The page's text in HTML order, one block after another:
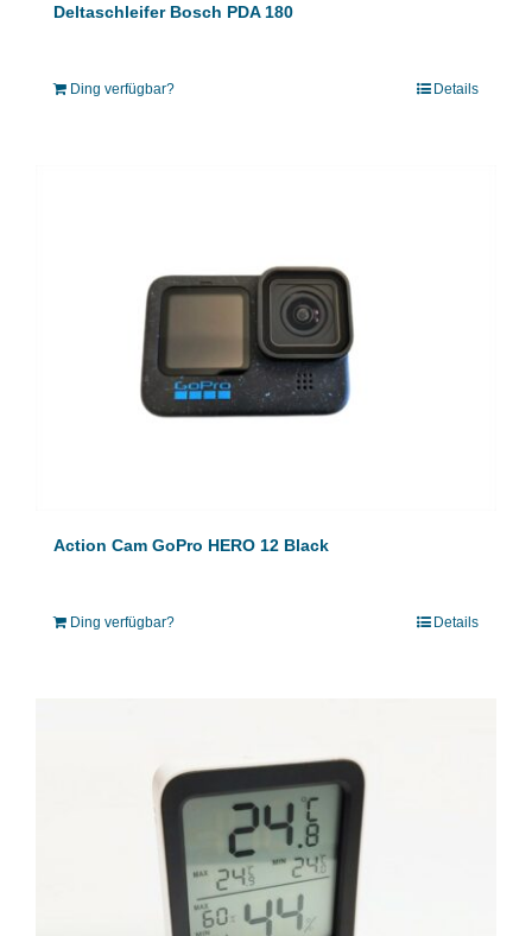
Deltaschleifer Bosch PDA 180
Ding verfügbar? Details
Action Cam GoPro HERO 12 Black
Ding verfügbar? Details